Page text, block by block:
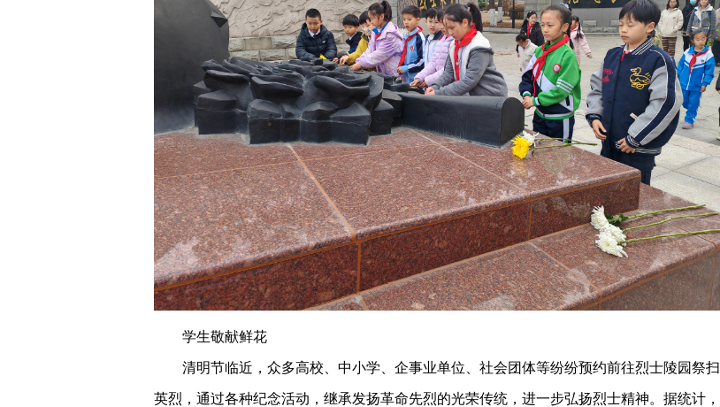
学生敬献鲜花
清明节临近，众多高校、中小学、企事业单位、社会团体等纷纷预约前往烈士陵园祭扫
英烈，通过各种纪念活动，继承发扬革命先烈的光荣传统，进一步弘扬烈士精神。据统计，